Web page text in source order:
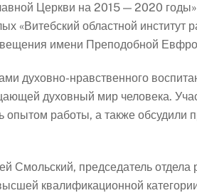
Церкви на 2015 — 2020
«Витебский областной институт
имени Преподобной
духовно-нравственного
духовный мир человека.
работы, а также обсудили
председатель отдела
квалификационной